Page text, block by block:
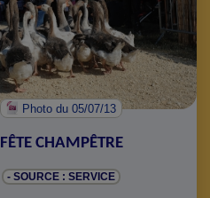
Photodu 05/07/13
FÊTE CHAMPÊTRE
- SOURCE : SERVICE